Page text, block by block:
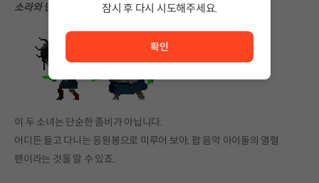
소라와 민지
이 두 소녀는 단순한 좀비가 아닙니다.
어디든 들고 다니는 응원봉으로 미루어 보아, 팝 음악 아이돌의 열혈
팬이라는 것을 알 수 있죠.
잠시 후 다시 시도해주세요.
확인